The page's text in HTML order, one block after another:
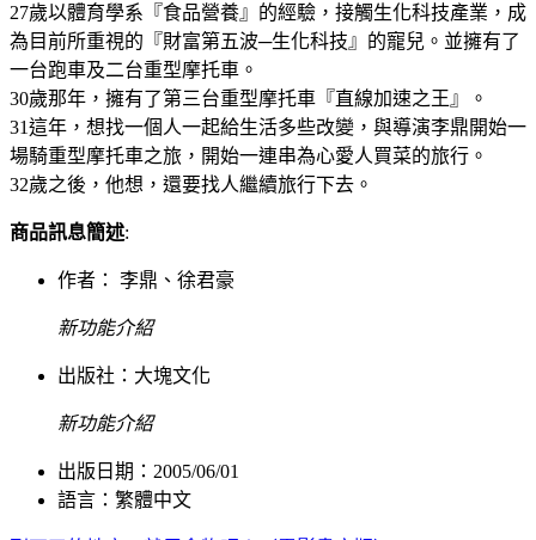
27歲以體育學系『食品營養』的經驗，接觸生化科技產業，成
為目前所重視的『財富第五波─生化科技』的寵兒。並擁有了
一台跑車及二台重型摩托車。
30歲那年，擁有了第三台重型摩托車『直線加速之王』。
31這年，想找一個人一起給生活多些改變，與導演李鼎開始一
場騎重型摩托車之旅，開始一連串為心愛人買菜的旅行。
32歲之後，他想，還要找人繼續旅行下去。
商品訊息簡述:
作者： 李鼎、徐君豪
新功能介紹
出版社： 大塊文化
新功能介紹
出版日期：2005/06/01
語言：繁體中文